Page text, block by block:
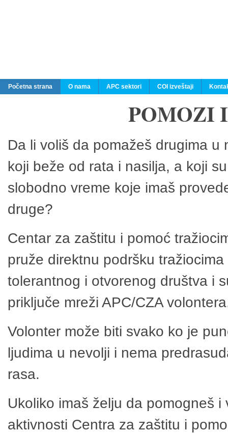
Početna strana O nama APC sektori COI izveštaji
POMOZI
Da li voliš da pomažeš drugima
koji beže od rata i nasilja, a koji
slobodno vreme koje imaš
druge?
Centar za zaštitu i pomoć
pruže direktnu podršku
tolerantnog i otvorenog društva i
priključe mreži APC/CZA
Volonter može biti svako ko je
ljudima u nevolji i nema
rasa.
Ukoliko imaš želju da pomogneš
aktivnosti Centra za zaštitu i